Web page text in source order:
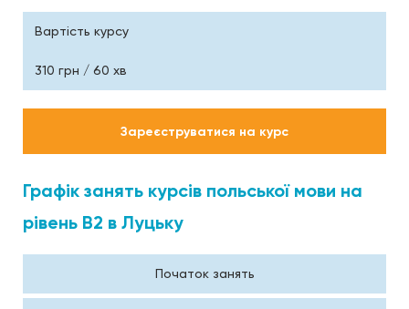
Вартість курсу
310 грн / 60 хв
Зареєструватися на курс
Графік занять курсів польської мови на
рівень В2 в Луцьку
Початок занять